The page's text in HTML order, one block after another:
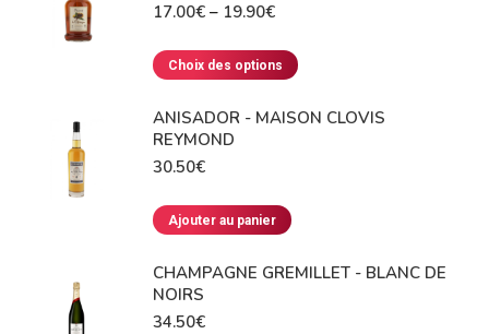
17.00€ – 19.90€
Choix des options
ANISADOR - MAISON CLOVIS
REYMOND
30.50€
Ajouter au panier
CHAMPAGNE GREMILLET - BLANC DE
NOIRS
34.50€